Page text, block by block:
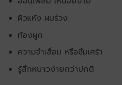
ผิวแห้ง ผมร่วง
ท้องผูก
ความจำเสื่อม หรือซึมเศร้า
รู้สึกหนาวง่ายกว่าปกติ